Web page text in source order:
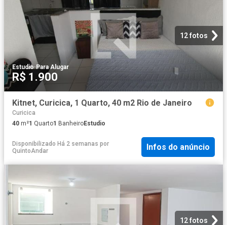
12 fotos
Estudio·Para Alugar
R$ 1.900
Kitnet, Curicica, 1 Quarto, 40 m2 Rio de Janeiro
Curicica
40 m²1 Quarto1 BanheiroEstudio
Disponibilizado Há 2 semanas por
QuintoAndar
Infos do anúncio
12 fotos